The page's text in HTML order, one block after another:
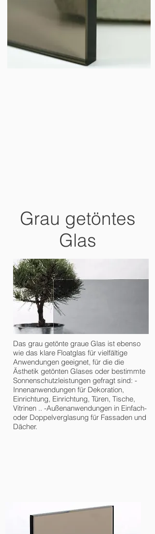
Grau getöntes
Glas
Das grau getönte graue Glas ist ebenso
wie das klare Floatglas für vielfältige
Anwendungen geeignet, für die die
Ästhetik getönten Glases oder bestimmte
Sonnenschutzleistungen gefragt sind: -
Innenanwendungen für Dekoration,
Einrichtung, Einrichtung, Türen, Tische,
Vitrinen .. -Außenanwendungen in Einfach-
oder Doppelverglasung für Fassaden und
Dächer.